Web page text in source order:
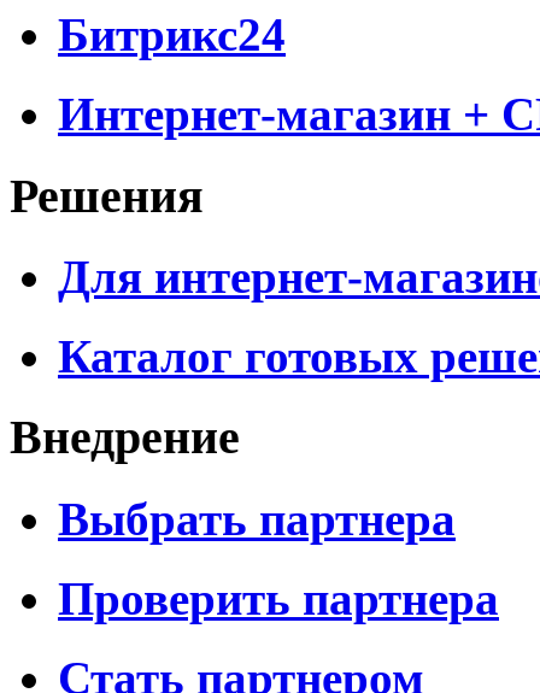
Битрикс24
Интернет-магазин +
Решения
Для интернет-
Каталог готовых
Внедрение
Выбрать партнера
Проверить партнера
Стать партнером